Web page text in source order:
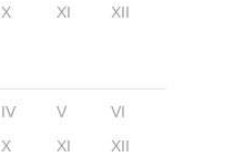
X XI XII
IV V
VI
X XI XII